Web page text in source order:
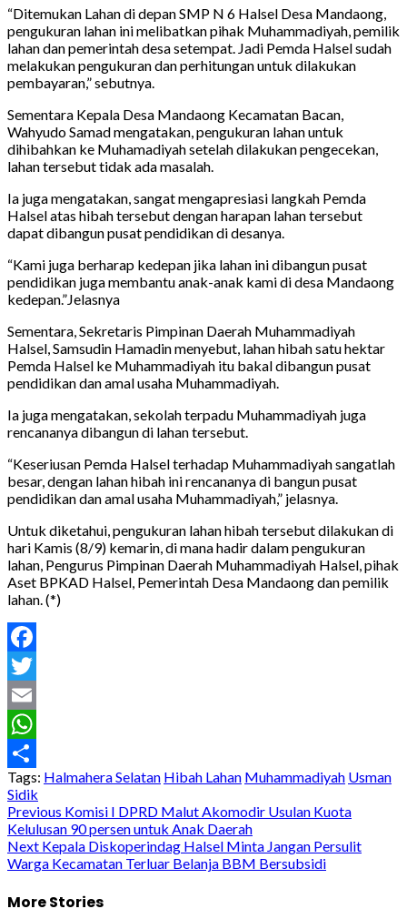
“Ditemukan Lahan di depan SMP N 6 Halsel Desa Mandaong,
pengukuran lahan ini melibatkan pihak Muhammadiyah, pemilik
lahan dan pemerintah desa setempat. Jadi Pemda Halsel sudah
melakukan pengukuran dan perhitungan untuk dilakukan
pembayaran,” sebutnya.
Sementara Kepala Desa Mandaong Kecamatan Bacan,
Wahyudo Samad mengatakan, pengukuran lahan untuk
dihibahkan ke Muhamadiyah setelah dilakukan pengecekan,
lahan tersebut tidak ada masalah.
Ia juga mengatakan, sangat mengapresiasi langkah Pemda
Halsel atas hibah tersebut dengan harapan lahan tersebut
dapat dibangun pusat pendidikan di desanya.
“Kami juga berharap kedepan jika lahan ini dibangun pusat
pendidikan juga membantu anak-anak kami di desa Mandaong
kedepan.”Jelasnya
Sementara, Sekretaris Pimpinan Daerah Muhammadiyah
Halsel, Samsudin Hamadin menyebut, lahan hibah satu hektar
Pemda Halsel ke Muhammadiyah itu bakal dibangun pusat
pendidikan dan amal usaha Muhammadiyah.
Ia juga mengatakan, sekolah terpadu Muhammadiyah juga
rencananya dibangun di lahan tersebut.
“Keseriusan Pemda Halsel terhadap Muhammadiyah sangatlah
besar, dengan lahan hibah ini rencananya di bangun pusat
pendidikan dan amal usaha Muhammadiyah,” jelasnya.
Untuk diketahui, pengukuran lahan hibah tersebut dilakukan di
hari Kamis (8/9) kemarin, di mana hadir dalam pengukuran
lahan, Pengurus Pimpinan Daerah Muhammadiyah Halsel, pihak
Aset BPKAD Halsel, Pemerintah Desa Mandaong dan pemilik
lahan. (*)
Facebook
Twitter
Email
WhatsApp
Share
Tags: Halmahera Selatan Hibah Lahan Muhammadiyah Usman
Sidik
Post
navigation
Previous Komisi I DPRD Malut Akomodir Usulan Kuota
Kelulusan 90 persen untuk Anak Daerah
Next Kepala Diskoperindag Halsel Minta Jangan Persulit
Warga Kecamatan Terluar Belanja BBM Bersubsidi
More Stories